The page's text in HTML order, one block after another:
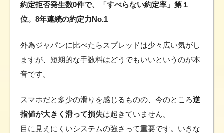
約定拒否発生数0件で、「すべらない約定率」第１
位。8年連続の約定力No.1
外為ジャパンに比べたらスプレッドは少々広い気がし
ますが、短期的な手数料はどうでもいいというのが本
音です。
スマホだと多少の滑りを感じるものの、今のところ逆
指値が大きく滑って損失は起きていません。
目に見えにくいシステムの強さって重要です。いきな